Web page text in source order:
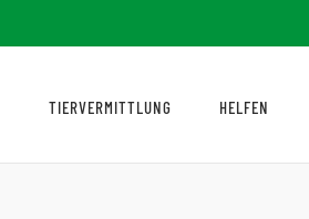
TIERVERMITTLUNG HELFEN